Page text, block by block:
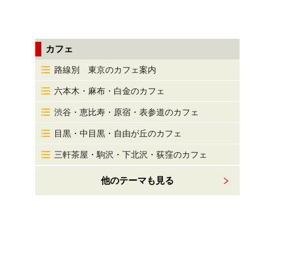
カフェ
路線別 東京のカフェ案内
六本木・麻布・白金のカフェ
渋谷・恵比寿・原宿・表参道のカフェ
目黒・中目黒・自由が丘のカフェ
三軒茶屋・駒沢・下北沢・荻窪のカフェ
他のテーマも見る